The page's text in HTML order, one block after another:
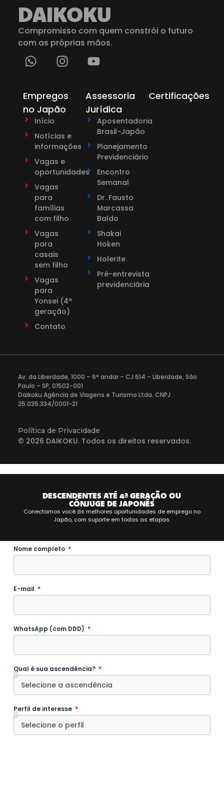
DAIKOKU
Compromisso com quem constrói o futuro
com as próprias mãos.
Empregos
no Japão
Início
Notícias e
informações
Vagas e
oportunidades
Vagas
para
famílias
com filho
Vagas
para
casais
sem filho
Vagas
para
Yonsei (4ª
geração)
Contato
Assessoria
Jurídica
Aposentadoria
Brasil-Japão
Planejamento
Previdenciário
Encontro
Semanal
Dr. Fausto
Marcassa
Baldo
Shakai
Hoken
Holerite
Pré-entrevista
previdenciária
Certificações
Av. da Liberdade, 1000 – 6° andar – CJ.614 – Liberdade, São
Paulo – SP, 01502-001
Daikoku Agência de Viagens e Turismo Ltda. CNPJ
25.035.334/0001-21
Política de Privacidade
© 2026 DAIKOKU. Todos os direitos reservados.
DESCENDENTES ATÉ 4ª GERAÇÃO OU
CÔNJUGE DE JAPONÊS
Conectamos você às melhores oportunidades de emprego no
Japão, com suporte em todas as etapas.
Nome completo
E-mail
WhatsApp (com DDD)
Qual é sua ascendência?
Perfil de interesse